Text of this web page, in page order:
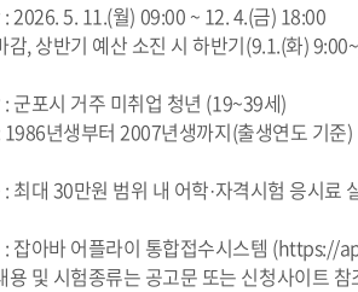
2026. 5. 11.(월) 09:00 ~ 12. 4.(금) 18:00
, 상반기 예산 소진 시 하반기(9.1.(화)
군포시 거주 미취업 청년 (19~39세)
1986년생부터 2007년생까지(출생연도 기준)
최대 30만원 범위 내 어학·자격시험 응시료
: 잡아바 어플라이 통합접수시스템 (https://
및 시험종류는 공고문 또는 신청사이트 참